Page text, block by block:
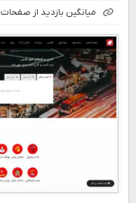
میانگین بازدید از صفحات